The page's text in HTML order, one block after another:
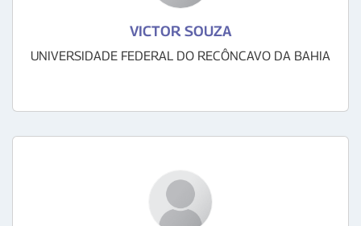
VICTOR SOUZA
UNIVERSIDADE FEDERAL DO RECÔNCAVO DA BAHIA